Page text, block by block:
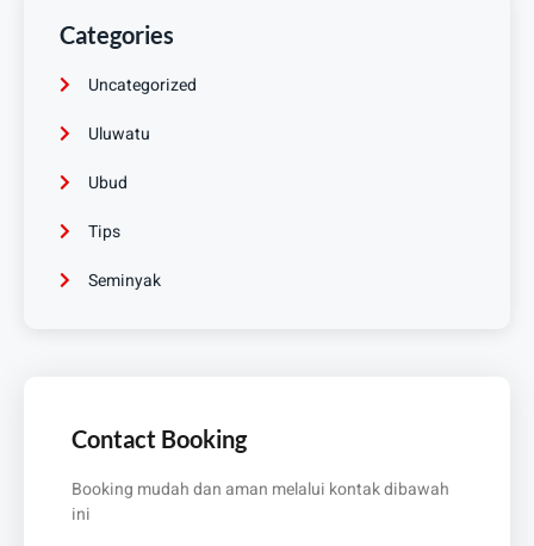
Categories
Uncategorized
Uluwatu
Ubud
Tips
Seminyak
Contact Booking
Booking mudah dan aman melalui kontak dibawah
ini